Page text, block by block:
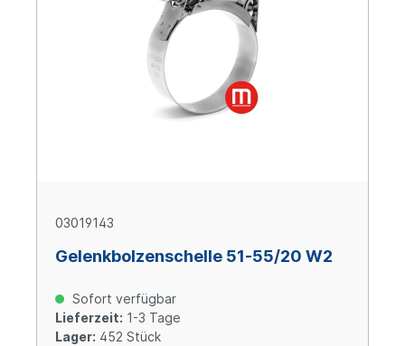
03019143
Gelenkbolzenschelle 51-55/20 W2
Sofort verfügbar
Lieferzeit: 1-3 Tage
Lager: 452 Stück